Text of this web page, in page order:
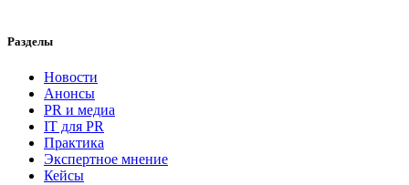
Разделы
Новости
Анонсы
PR и медиа
IT для PR
Практика
Экспертное мнение
Кейсы